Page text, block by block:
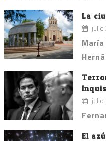
La
julio
María
julio
El